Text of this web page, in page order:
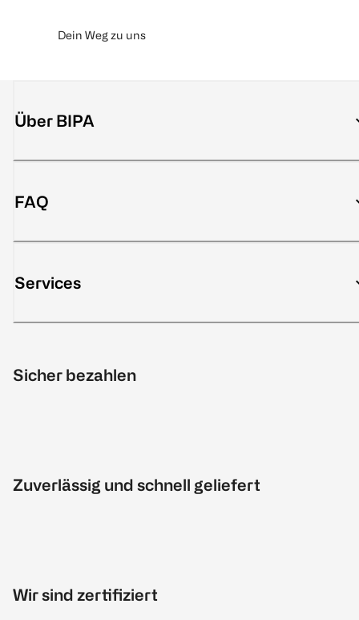
Dein Weg zu uns
Über BIPA
FAQ
Services
Sicher bezahlen
Zuverlässig und schnell geliefert
Wir sind zertifiziert